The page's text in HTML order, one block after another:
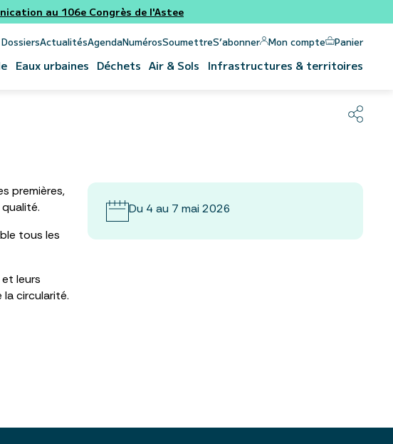
au 106e Congrès de l'Astee
DossiersActualitésAgendaNumérosSoumettreS’abonner Mon compte Panier
Eaux urbaines Déchets Air & Sols Infrastructures & territoires
premières,
tous les
leurs
la circularité.
Du 4 au 7 mai 2026